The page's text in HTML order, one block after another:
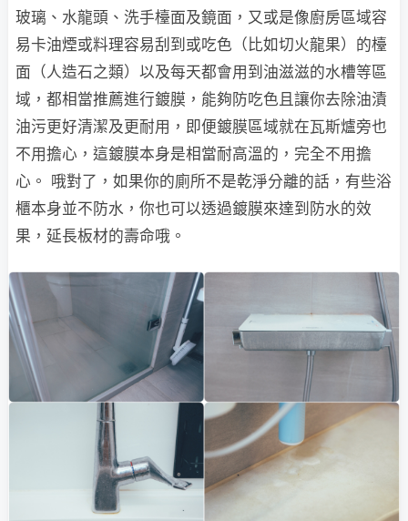
玻璃、水龍頭、洗手檯面及鏡面，又或是像廚房區域容
易卡油煙或料理容易刮到或吃色（比如切火龍果）的檯
面（人造石之類）以及每天都會用到油滋滋的水槽等區
域，都相當推薦進行鍍膜，能夠防吃色且讓你去除油漬
油污更好清潔及更耐用，即便鍍膜區域就在瓦斯爐旁也
不用擔心，這鍍膜本身是相當耐高溫的，完全不用擔
心。 哦對了，如果你的廁所不是乾淨分離的話，有些浴
櫃本身並不防水，你也可以透過鍍膜來達到防水的效
果，延長板材的壽命哦。